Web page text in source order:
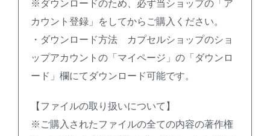
※ダウンロードのため、必ず当ショップの「ア
カウント登録」をしてからご購入ください。
・ダウンロード方法 カプセルショップのショ
ップアカウントの「マイページ」の「ダウンロ
ード」欄にてダウンロード可能です。
【ファイルの取り扱いについて】
※ご購入されたファイルの全ての内容の著作権